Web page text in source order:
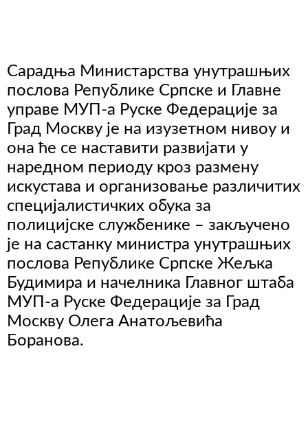
Сарадња Министарства унутрашњих
послова Републике Српске и Главне
управе МУП-а Руске Федерације за
Град Москву је на изузетном нивоу и
она ће се наставити развијати у
наредном периоду кроз размену
искустава и организовање различитих
специјалистичких обука за
полицијске службенике – закључено
је на састанку министра унутрашњих
послова Републике Српске Жељка
Будимира и начелника Главног штаба
МУП-а Руске Федерације за Град
Москву Олега Анатољевића
Боранова.